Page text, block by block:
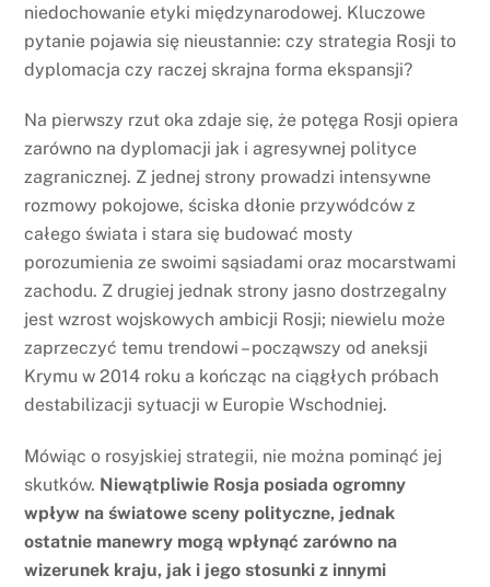
niedochowanie etyki międzynarodowej. Kluczowe
pytanie pojawia się nieustannie: czy strategia Rosji to
dyplomacja czy raczej skrajna forma ekspansji?
Na pierwszy rzut oka zdaje się, że potęga Rosji opiera
zarówno na dyplomacji jak i agresywnej polityce
zagranicznej. Z jednej strony prowadzi intensywne
rozmowy pokojowe, ściska dłonie przywódców z
całego świata i stara się budować mosty
porozumienia ze swoimi sąsiadami oraz mocarstwami
zachodu. Z drugiej jednak strony jasno dostrzegalny
jest wzrost wojskowych ambicji Rosji; niewielu może
zaprzeczyć temu trendowi – począwszy od aneksji
Krymu w 2014 roku a kończąc na ciągłych próbach
destabilizacji sytuacji w Europie Wschodniej.
Mówiąc o rosyjskiej strategii, nie można pominąć jej
skutków. Niewątpliwie Rosja posiada ogromny
wpływ na światowe sceny polityczne, jednak
ostatnie manewry mogą wpłynąć zarówno na
wizerunek kraju, jak i jego stosunki z innymi